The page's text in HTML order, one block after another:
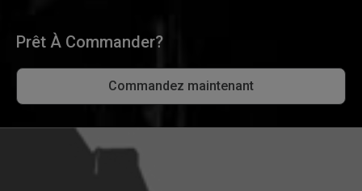
Prêt À Commander?
Commandez maintenant